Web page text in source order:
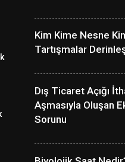
Kim Kime Nesne
Tartışmalar
Dış Ticaret Açığı
Aşmasıyla Oluşan
Sorunu